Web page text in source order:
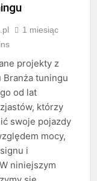
1 miesiąc
projekty z
tuningu
od lat
którzy
swoje pojazdy
mocy,
i
niniejszym